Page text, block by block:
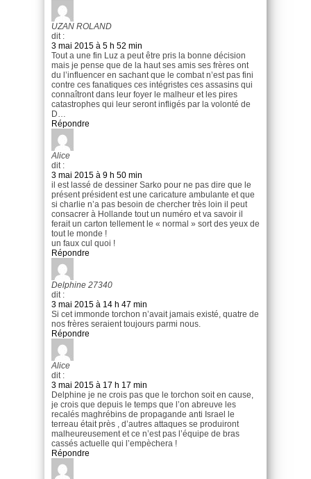
UZAN ROLAND
dit :
3 mai 2015 à 5 h 52 min
Tout a une fin Luz a peut être pris la bonne décision
mais je pense que de la haut ses amis ses frères ont
du l’influencer en sachant que le combat n’est pas fini
contre ces fanatiques ces intégristes ces assasins qui
connaîtront dans leur foyer le malheur et les pires
catastrophes qui leur seront infligés par la volonté de
D…
Répondre
Alice
dit :
3 mai 2015 à 9 h 50 min
il est lassé de dessiner Sarko pour ne pas dire que le
présent président est une caricature ambulante et que
si charlie n’a pas besoin de chercher très loin il peut
consacrer à Hollande tout un numéro et va savoir il
ferait un carton tellement le « normal » sort des yeux de
tout le monde !
un faux cul quoi !
Répondre
Delphine 27340
dit :
3 mai 2015 à 14 h 47 min
Si cet immonde torchon n’avait jamais existé, quatre de
nos frères seraient toujours parmi nous.
Répondre
Alice
dit :
3 mai 2015 à 17 h 17 min
Delphine je ne crois pas que le torchon soit en cause,
je crois que depuis le temps que l’on abreuve les
recalés maghrébins de propagande anti Israel le
terreau était près , d’autres attaques se produiront
malheureusement et ce n’est pas l’équipe de bras
cassés actuelle qui l’empèchera !
Répondre